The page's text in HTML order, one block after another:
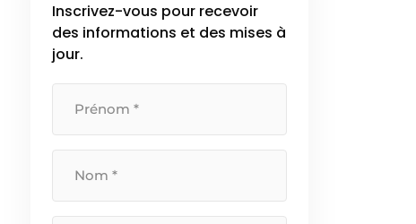
Inscrivez-vous pour recevoir
des informations et des mises à
jour.